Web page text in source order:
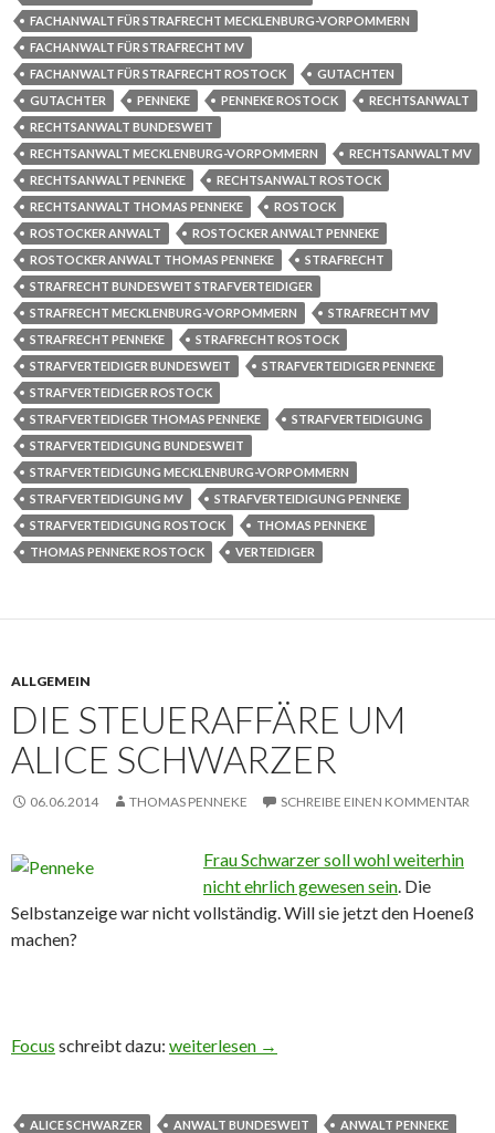
FACHANWALT FÜR STRAFRECHT MECKLENBURG-VORPOMMERN
FACHANWALT FÜR STRAFRECHT MV
FACHANWALT FÜR STRAFRECHT ROSTOCK
GUTACHTEN
GUTACHTER
PENNEKE PENNEKE ROSTOCK
RECHTSANWALT
RECHTSANWALT BUNDESWEIT
RECHTSANWALT MECKLENBURG-VORPOMMERN
RECHTSANWALT MV
RECHTSANWALT PENNEKE
RECHTSANWALT ROSTOCK
RECHTSANWALT THOMAS PENNEKE
ROSTOCK
ROSTOCKER ANWALT
ROSTOCKER ANWALT PENNEKE
ROSTOCKER ANWALT THOMAS PENNEKE
STRAFRECHT
STRAFRECHT BUNDESWEIT STRAFVERTEIDIGER
STRAFRECHT MECKLENBURG-VORPOMMERN
STRAFRECHT MV
STRAFRECHT PENNEKE
STRAFRECHT ROSTOCK
STRAFVERTEIDIGER BUNDESWEIT
STRAFVERTEIDIGER PENNEKE
STRAFVERTEIDIGER ROSTOCK
STRAFVERTEIDIGER THOMAS PENNEKE
STRAFVERTEIDIGUNG
STRAFVERTEIDIGUNG BUNDESWEIT
STRAFVERTEIDIGUNG MECKLENBURG-VORPOMMERN
STRAFVERTEIDIGUNG MV
STRAFVERTEIDIGUNG PENNEKE
STRAFVERTEIDIGUNG ROSTOCK
THOMAS PENNEKE
THOMAS PENNEKE ROSTOCK
VERTEIDIGER
ALLGEMEIN
DIE STEUERAFFÄRE UM
ALICE SCHWARZER
06.06.2014 THOMAS PENNEKE SCHREIBE EINEN KOMMENTAR
Frau Schwarzer soll wohl weiterhin
nicht ehrlich gewesen sein. Die
Selbstanzeige war nicht vollständig. Will sie jetzt den Hoeneß
machen?
Focus schreibt dazu: Die Steueraffäre um Alice Schwarzer
weiterlesen →
ALICE SCHWARZER ANWALT BUNDESWEIT
ANWALT PENNEKE